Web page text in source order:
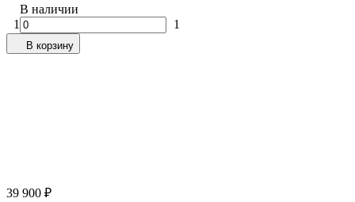
В наличии
1
1
В корзину
39 900 ₽